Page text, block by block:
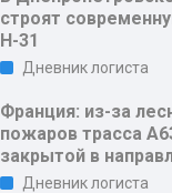
строят
Н-31
Дневник логиста
Франция: из-за
пожаров трасса
закрытой в
Дневник логиста